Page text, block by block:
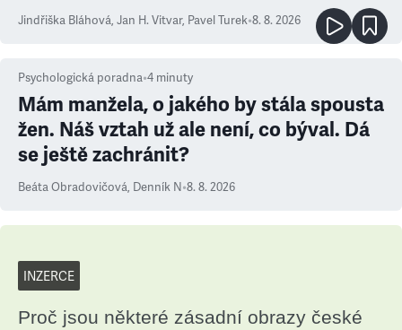
Jindřiška Bláhová, Jan H. Vitvar, Pavel Turek•8. 8. 2026
Psychologická poradna•4 minuty
Mám manžela, o jakého by stála spousta
žen. Náš vztah už ale není, co býval. Dá
se ještě zachránit?
Beáta Obradovičová, Denník N•8. 8. 2026
INZERCE
Proč jsou některé zásadní obrazy české